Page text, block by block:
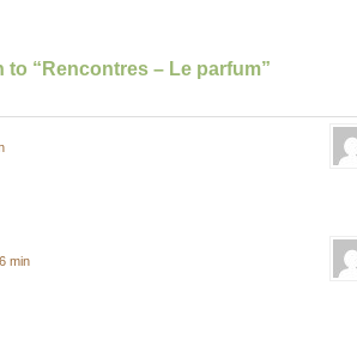
to “Rencontres – Le parfum”
min